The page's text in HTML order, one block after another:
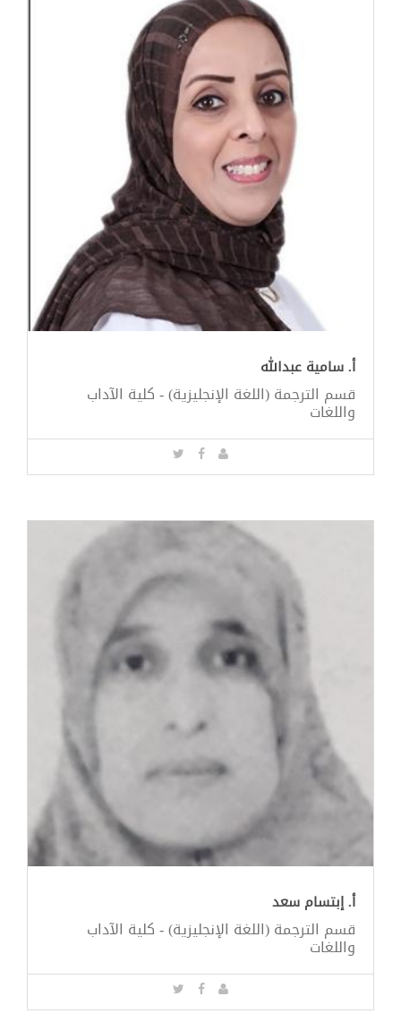
أ. سامية عبدالله
قسم الترجمة (اللغة الإنجليزية) - كلية الآداب
واللغات
أ. إبتسام سعد
قسم الترجمة (اللغة الإنجليزية) - كلية الآداب
واللغات